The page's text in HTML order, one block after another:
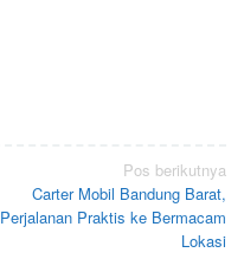
Pos berikutnya
Carter Mobil Bandung Barat,
Perjalanan Praktis ke Bermacam
Lokasi